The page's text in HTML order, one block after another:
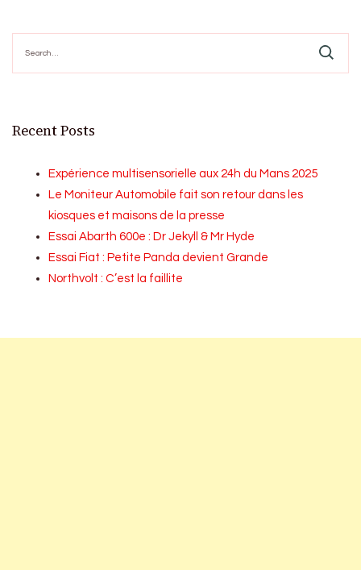
for:
Recent Posts
Expérience multisensorielle aux 24h du Mans 2025
Le Moniteur Automobile fait son retour dans les
kiosques et maisons de la presse
Essai Abarth 600e : Dr Jekyll & Mr Hyde
Essai Fiat : Petite Panda devient Grande
Northvolt : C’est la faillite